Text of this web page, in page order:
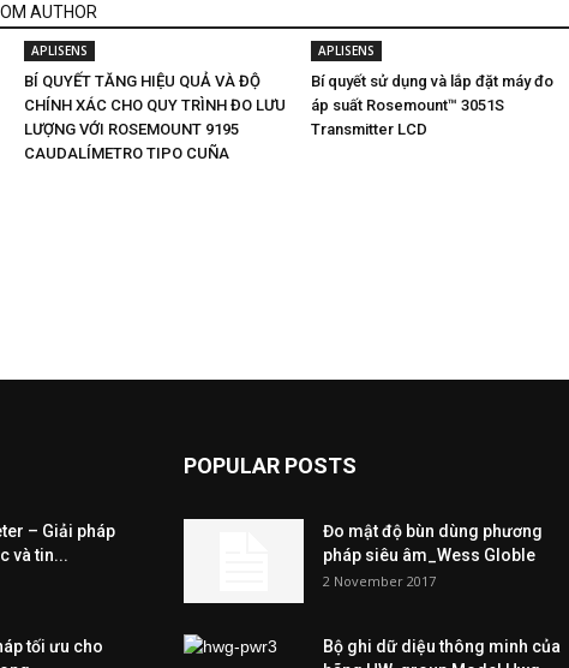
AUTHOR
APLISENS
BÍ QUYẾT TĂNG HIỆU QUẢ VÀ ĐỘ
CHÍNH XÁC CHO QUY TRÌNH ĐO LƯU
LƯỢNG VỚI ROSEMOUNT 9195
CAUDALÍMETRO TIPO CUÑA
APLISENS
Bí quyết sử dụng và lắp đặt máy đo
áp suất Rosemount™ 3051S
Transmitter LCD
– Giải pháp
và tin...
tối ưu cho
POPULAR POSTS
Đo mật độ bùn dùng phương
pháp siêu âm_Wess Globle
2 November 2017
Bộ ghi dữ diệu thông minh của